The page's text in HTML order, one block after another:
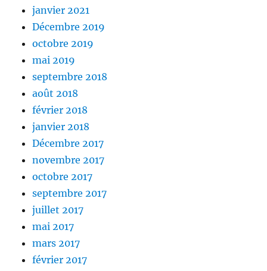
janvier 2021
Décembre 2019
octobre 2019
mai 2019
septembre 2018
août 2018
février 2018
janvier 2018
Décembre 2017
novembre 2017
octobre 2017
septembre 2017
juillet 2017
mai 2017
mars 2017
février 2017